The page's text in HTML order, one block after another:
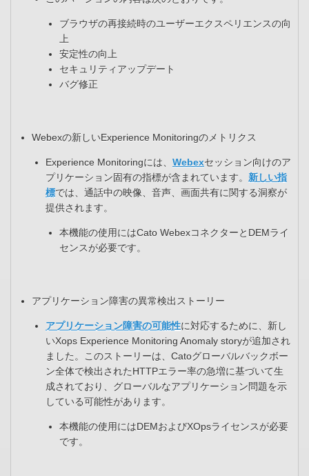
ブラウザの再接続時のユーザーエクスペリエンスの向
上​
安定性の向上​
セキュリティアップデート​
バグ修正​
Webexの新しいExperience Monitoringのメトリクス
Experience Monitoringには、 Webexセッション向けのア
プリケーション固有の指標が含まれています。 新しい指
標では、通話中の映像、音声、画面共有に関する洞察が
提供されます。​
本機能の使用にはCato WebexコネクターとDEMライ
センスが必要です。
アプリケーション障害の異常検出ストーリー
アプリケーション障害の可能性に対応するために、新し
いXops Experience Monitoring Anomaly storyが追加され
ました。このストーリーは、Catoグローバルバックボー
ン全体で検出されたHTTPエラー率の急増に基づいて生
成されており、グローバルなアプリケーション問題を示
している可能性があります。​
本機能の使用にはDEMおよびXOpsライセンスが必要
です。